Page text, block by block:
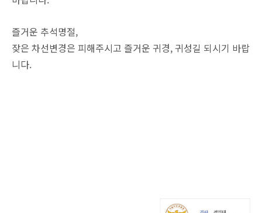
즐거운 추석명절,
잦은 차선변경은 피해주시고 즐거운 귀경, 귀성길 되시기 바랍
니다.